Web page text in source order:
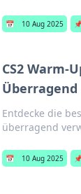
📅 10 Aug 2025
CS2 Warm-
Überragend
Entdecke die
überragend
📅 10 Aug 2025